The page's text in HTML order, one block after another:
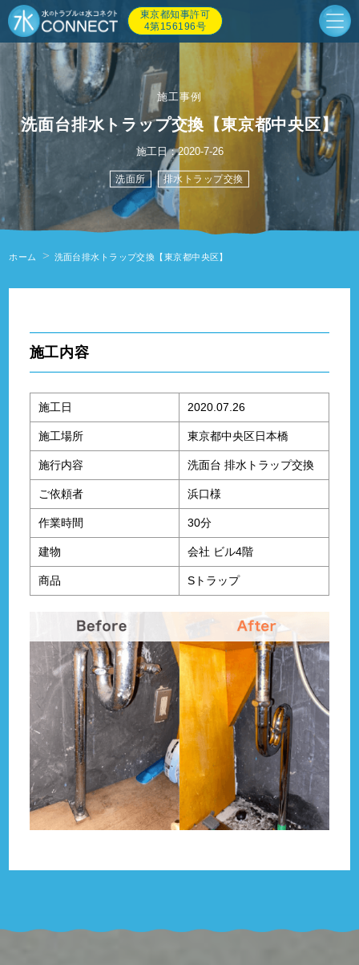
東京都知事許可
4第156196号
施工事例
洗面台排水トラップ交換【東京都中央区】
施工日：2020-7-26
洗面所 排水トラップ交換
ホーム 洗面台排水トラップ交換【東京都中央区】
施工内容
施工日 2020.07.26
施工場所 東京都中央区日本橋
施行内容 洗面台 排水トラップ交換
ご依頼者 浜口様
作業時間 30分
建物 会社 ビル4階
商品 Sトラップ